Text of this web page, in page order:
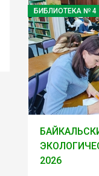
БИБЛИОТЕКА № 4
2026